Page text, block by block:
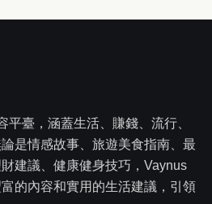
平臺，涵蓋生活、賺錢、流行、
是情感故事、旅遊美食指南、最
建議、健康健身技巧，Vaynus
的內容和實用的生活建議，引領